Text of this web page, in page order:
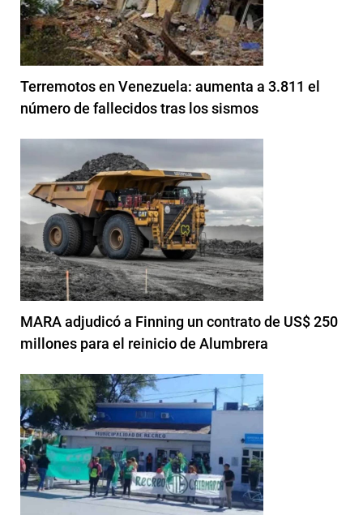
Terremotos en Venezuela: aumenta a 3.811 el
número de fallecidos tras los sismos
MARA adjudicó a Finning un contrato de US$ 250
millones para el reinicio de Alumbrera